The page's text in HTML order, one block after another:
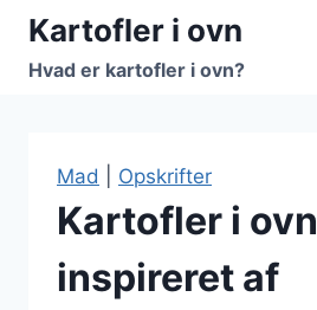
Fortsæt
indhold
Kartofler i ovn
Hvad er kartofler i ovn?
Mad Opskrifter
Kartofler i ovn
inspireret af